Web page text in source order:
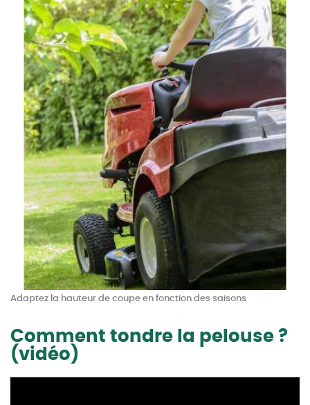
Adaptez la hauteur de coupe en fonction des saisons
Comment tondre la pelouse ?
(vidéo)